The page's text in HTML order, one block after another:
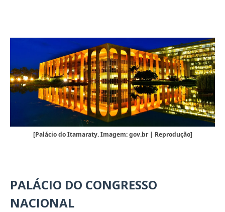
[Palácio do Itamaraty. Imagem: gov.br | Reprodução]
PALÁCIO DO CONGRESSO
NACIONAL